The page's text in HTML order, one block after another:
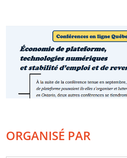
ORGANISÉ PAR